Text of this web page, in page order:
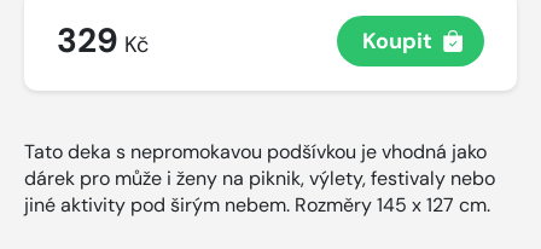
329 Kč Koupit
Tato deka s nepromokavou podšívkou je vhodná jako
dárek pro může i ženy na piknik, výlety, festivaly nebo
jiné aktivity pod širým nebem. Rozměry 145 x 127 cm.